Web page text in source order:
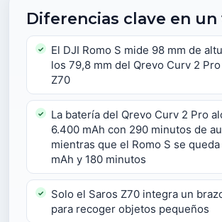
Diferencias clave en un
El DJI Romo S mide 98 mm de
los 79,8 mm del Qrevo Curv 2
Z70
La batería del Qrevo Curv 2 Pro
6.400 mAh con 290 minutos de
mientras que el Romo S se
mAh y 180 minutos
Solo el Saros Z70 integra un
para recoger objetos pequeños